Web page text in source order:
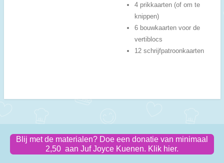
4 prikkaarten (of om te
knippen)
6 bouwkaarten voor de
vertiblocs
12 schrijfpatroonkaarten
Blij met de materialen? Doe een donatie van minimaal
2,50 aan Juf Joyce Kuenen. Klik hier.